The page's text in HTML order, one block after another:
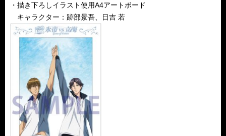
・描き下ろしイラスト使用A4アートボード
キャラクター：跡部景吾、日吉 若